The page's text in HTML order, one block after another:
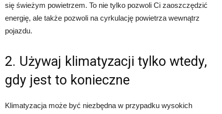
się świeżym powietrzem. To nie tylko pozwoli Ci zaoszczędzić
energię, ale także pozwoli na cyrkulację powietrza wewnątrz
pojazdu.
2. Używaj klimatyzacji tylko wtedy,
gdy jest to konieczne
Klimatyzacja może być niezbędna w przypadku wysokich